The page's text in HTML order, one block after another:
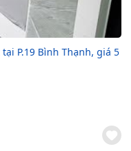
P.19 Bình Thạnh, giá 5